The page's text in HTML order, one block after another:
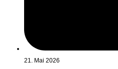
21. Mai 2026